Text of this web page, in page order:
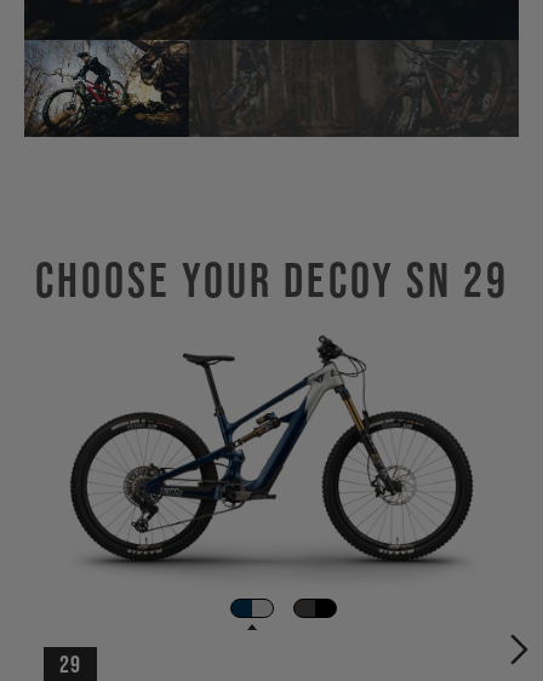
Choose Your DECOY SN 29
29